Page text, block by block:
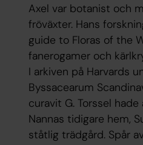
Axel var botanist och
fröväxter. Hans
guide to Floras of the
fanerogamer och
I arkiven på Harvards
Byssacearum
curavit G. Torssel
Nannas tidigare hem,
ståtlig trädgård. Spår